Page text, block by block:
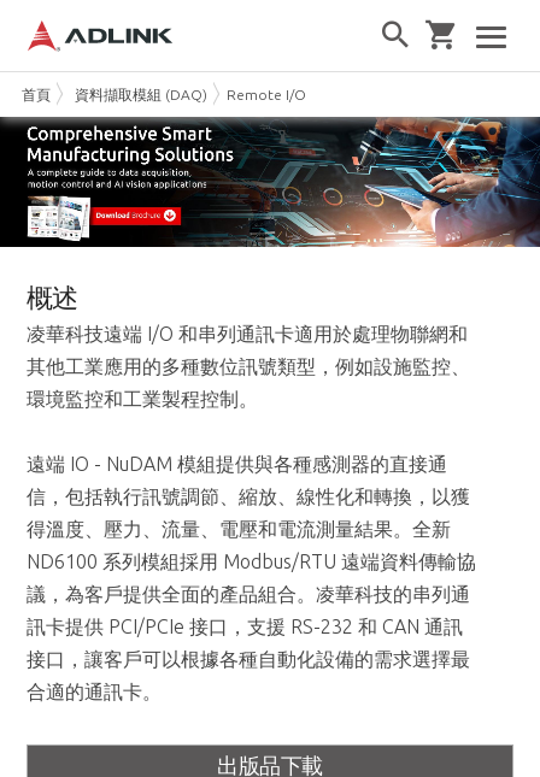
首頁 資料擷取模組 (DAQ) Remote I/O
概述
凌華科技遠端 I/O 和串列通訊卡適用於處理物聯網和
其他工業應用的多種數位訊號類型，例如設施監控、
環境監控和工業製程控制。
遠端 IO - NuDAM 模組提供與各種感測器的直接通
信，包括執行訊號調節、縮放、線性化和轉換，以獲
得溫度、壓力、流量、電壓和電流測量結果。全新
ND6100 系列模組採用 Modbus/RTU 遠端資料傳輸協
議，為客戶提供全面的產品組合。凌華科技的串列通
訊卡提供 PCI/PCIe 接口，支援 RS-232 和 CAN 通訊
接口，讓客戶可以根據各種自動化設備的需求選擇最
合適的通訊卡。
出版品下載